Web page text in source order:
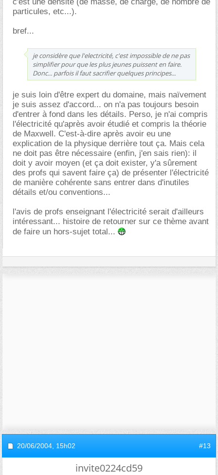
particules, etc...).
bref...
je considère que l'electricité, c'est impossible de ne pas
simplifier pour que les plus jeunes puissent en faire.
Donc... parfois il faut sacrifier quelques principes...
je suis loin d'être expert du domaine, mais naïvement
je suis assez d'accord... on n'a pas toujours besoin
d'entrer à fond dans les détails. Perso, je n'ai compris
l'électricité qu'après avoir étudié et compris la théorie
de Maxwell. C'est-à-dire après avoir eu une
explication de la physique derrière tout ça. Mais cela
ne doit pas être nécessaire (enfin, j'en sais rien): il
doit y avoir moyen (et ça doit exister, y'a sûrement
des profs qui savent faire ça) de présenter l'électricité
de manière cohérente sans entrer dans d'inutiles
détails et/ou conventions...
l'avis de profs enseignant l'électricité serait d'ailleurs
intéressant... histoire de retourner sur ce thème avant
de faire un hors-sujet total...
20/06/2004, 15h02 #13
invite0224cd59